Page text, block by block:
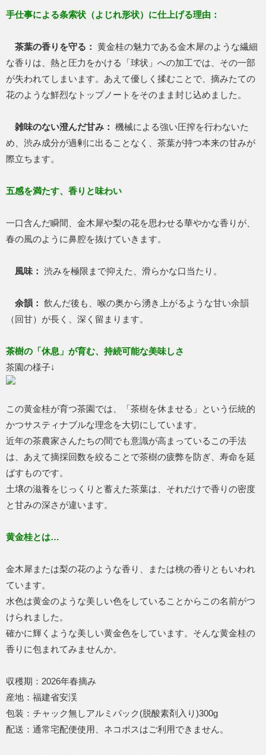
手仕事による条索状（よじれ形状）に仕上げる理由：
茶葉の香りを守る： 黄金桂の魅力である金木犀のような繊細
な香りは、熱と圧力をかける「球状」への加工では、その一部
が失われてしまいます。あえて優しく揉むことで、摘みたての
花のような鮮烈なトップノートをそのまま封じ込めました。
雑味のない澄んだ甘み： 機械による強い圧搾を行わないた
め、渋み成分が過剰に出ることなく、茶葉が持つ本来の甘みが
際立ちます。
五感を満たす、香りと味わい
一口含んだ瞬間、金木犀や梨の花を思わせる華やかな香りが、
春の風のように鼻腔を抜けていきます。
風味： 渋みを極限まで抑えた、滑らかな口当たり。
余韻： 飲んだ後も、喉の奥から湧き上がるような甘い余韻
（回甘）が長く、深く留まります。
茶樹の「休息」が育む、持続可能な美味しさ
茶園の様子↓
この黄金桂が育つ茶園では、「茶樹を休ませる」という伝統的
かつサスティナブルな理念を大切にしています。
近年の茶農家さんたちの間でも意識が高まっているこの手法
は、あえて摘採回数を絞ることで茶樹の疲弊を防ぎ、寿命を延
ばすものです。
土壌の滋養をじっくりと蓄えた茶葉は、それだけで香りの密度
と甘みの深さが違います。
黄金桂とは…
金木犀または梨の花のような香り、または桃の香りともいわれ
ています。
水色は黄金のような美しい色をしていることからこの名前がつ
けられました。
確かに輝くような美しい黄金色をしています。そんな黄金桂の
香りに包まれてみませんか。
収穫期：2026年春摘み
産地：福建省安渓
包装：チャック無しアルミパック(脱酸素剤入り)300g
配送：通常宅配便使用、ネコポスはご利用できません。